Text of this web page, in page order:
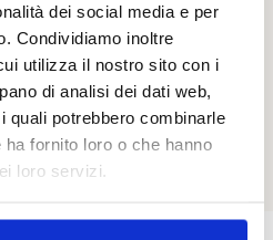
dei social media e per
Condividiamo inoltre
utilizza il nostro sito con i
di analisi dei dati web,
quali potrebbero combinarle
fornito loro o che hanno
loro servizi.
IMMEDIATA
Scopri tutti i vini Vigne a Porrona